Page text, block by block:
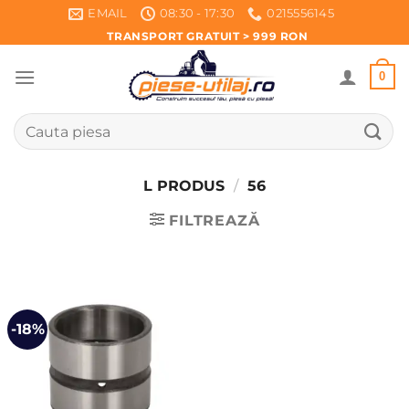
EMAIL 08:30 - 17:30
0215556145
TRANSPORT GRATUIT > 999 RON
0
Caută
după:
L PRODUS / 56
FILTREAZĂ
-18%